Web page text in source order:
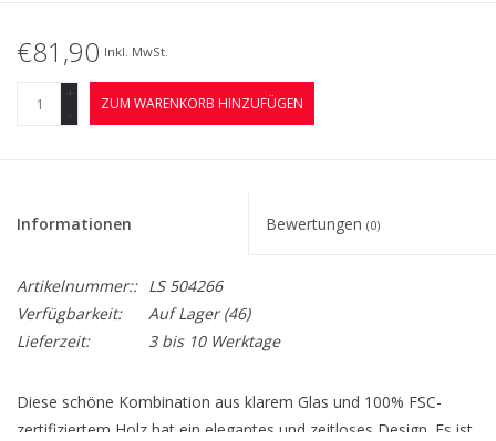
€81,90 Inkl. MwSt.
+
-
ZUM WARENKORB HINZUFÜGEN
Informationen Bewertungen (0)
Artikelnummer:: LS 504266
Verfügbarkeit:
Auf Lager(46)
Lieferzeit:
3 bis 10 Werktage
Diese schöne Kombination aus klarem Glas und 100% FSC-
zertifiziertem Holz hat ein elegantes und zeitloses Design. Es ist